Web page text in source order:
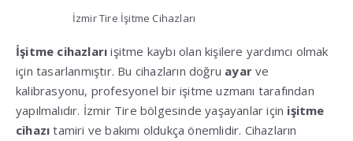
İzmir Tire İşitme Cihazları
İşitme cihazları işitme kaybı olan kişilere yardımcı olmak
için tasarlanmıştır. Bu cihazların doğru ayar ve
kalibrasyonu, profesyonel bir işitme uzmanı tarafından
yapılmalıdır. İzmir Tire bölgesinde yaşayanlar için işitme
cihazı tamiri ve bakımı oldukça önemlidir. Cihazların